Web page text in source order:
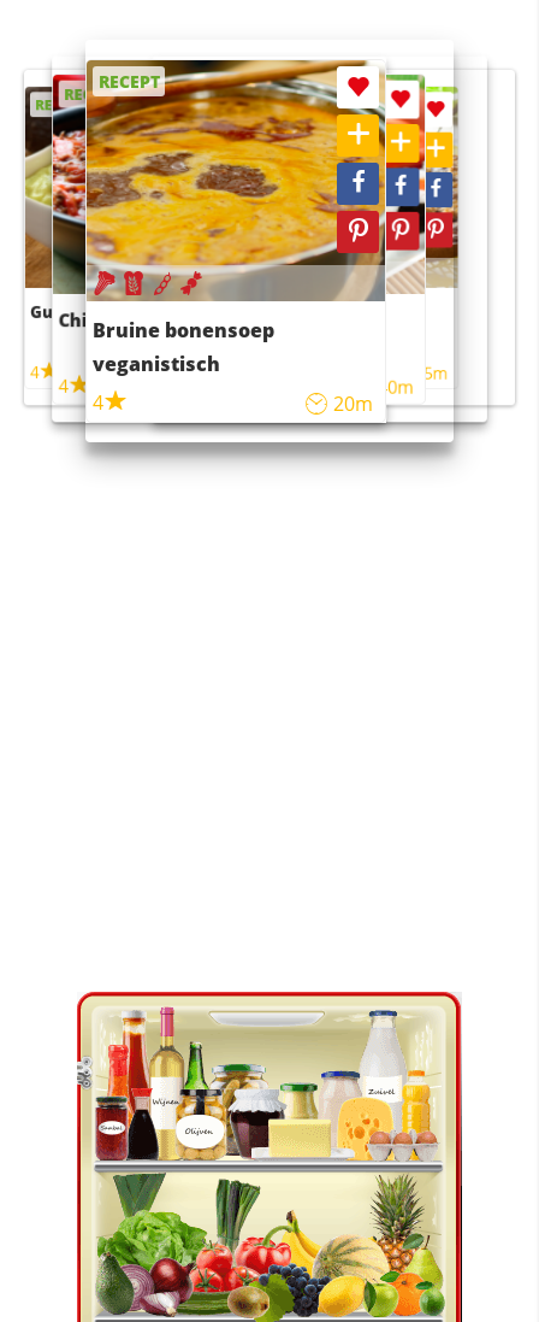
RECEPT
Guacamole
4
RECEPT
Chili con carne
4 45m
RECEPT
Bruine bonensoep
veganistisch
4
20m
RECEPT
Sushi rijstsalade
maaltijdsalade
40m
RECEPT
4 55m